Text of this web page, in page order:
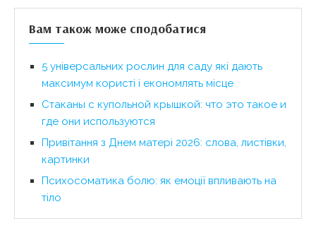
Вам також може сподобатися
5 універсальних рослин для саду які дають
максимум користі і економлять місце
Стаканы с купольной крышкой: что это такое и
где они используются
Привітання з Днем матері 2026: слова, листівки,
картинки
Психосоматика болю: як емоції впливають на
тіло